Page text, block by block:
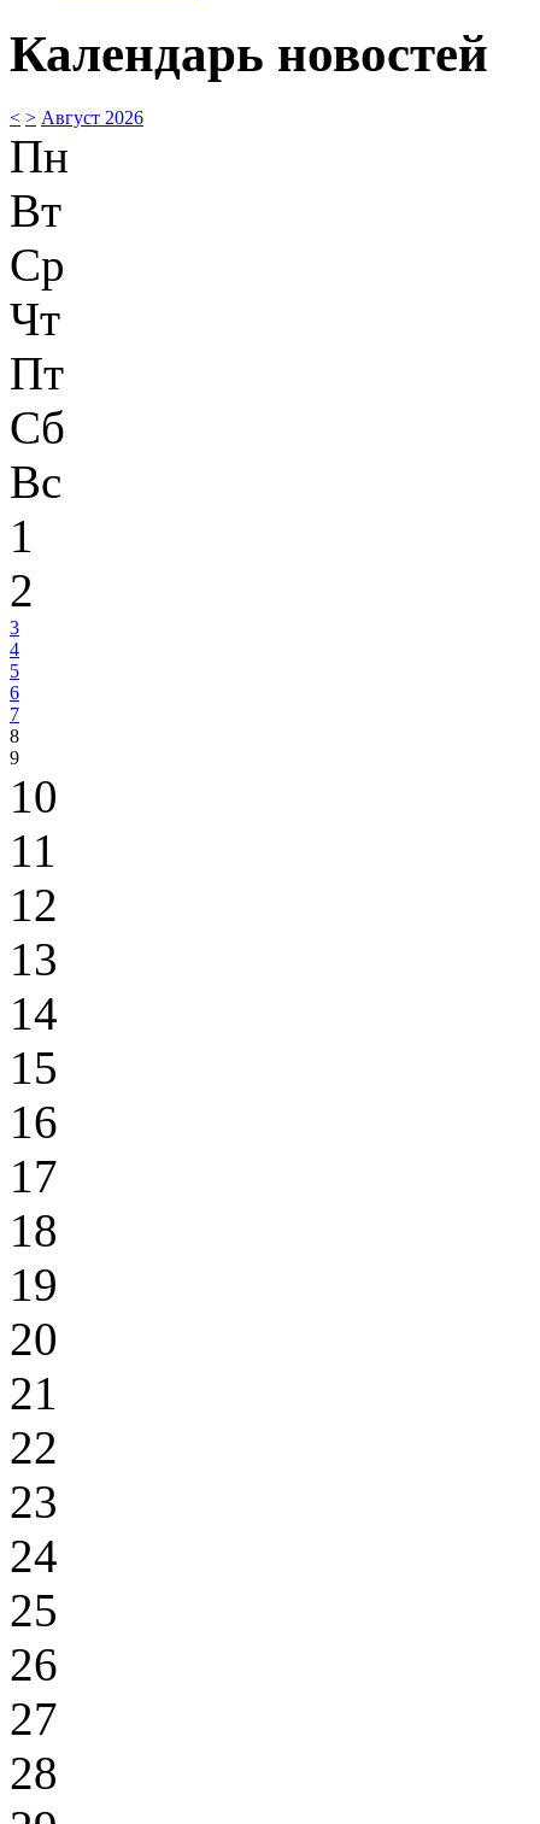
Календарь новостей
< > Август 2026
Пн
Вт
Ср
Чт
Пт
Сб
Вс
1
2
3
4
5
6
7
8
9
10
11
12
13
14
15
16
17
18
19
20
21
22
23
24
25
26
27
28